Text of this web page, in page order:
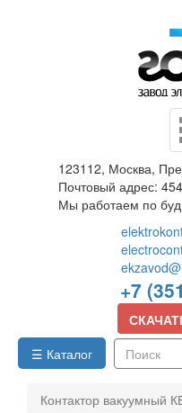
123112, Москва,
Почтовый адрес:
Мы работаем по
+7
☰ Каталог
Контактор вакуумный